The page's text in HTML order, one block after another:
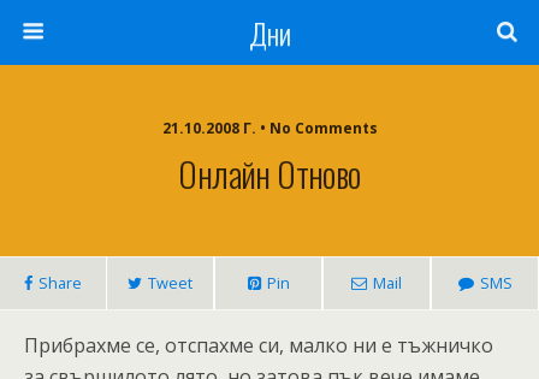
Дни
21.10.2008 Г. • No Comments
Онлайн Отново
Share Tweet Pin Mail SMS
Прибрахме се, отспахме си, малко ни е тъжничко